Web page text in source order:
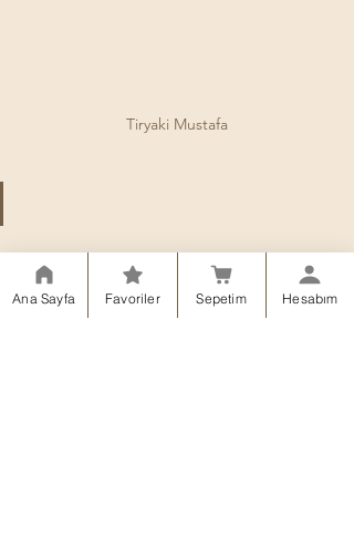
Tiryaki Mustafa
Ana Sayfa Favoriler Sepetim Hesabım